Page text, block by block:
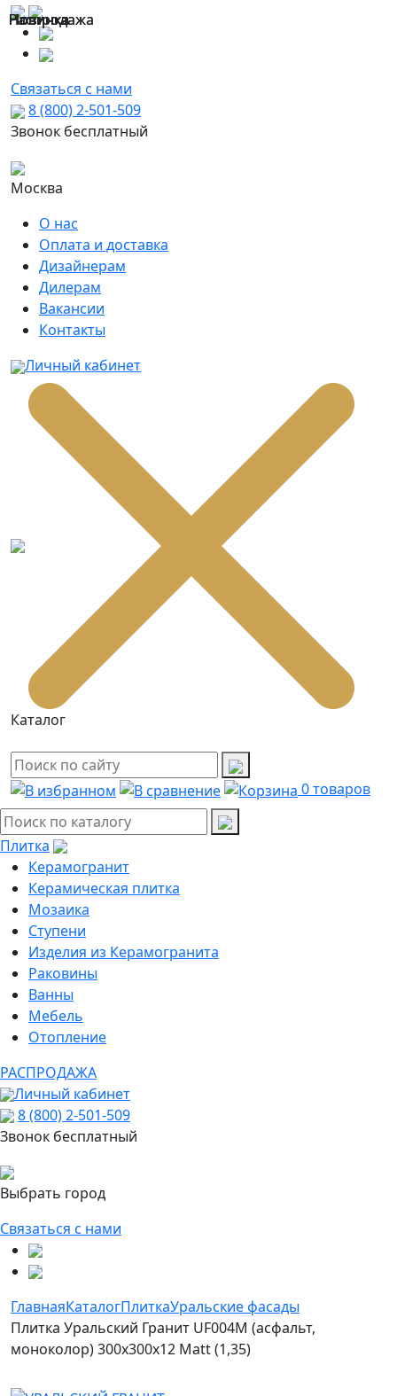
Связаться с нами
8 (800) 2-501-509
Звонок бесплатный
Москва
О нас
Оплата и доставка
Дизайнерам
Дилерам
Вакансии
Контакты
Личный кабинет
Каталог
0товаров
Плитка
Керамогранит
Керамическая плитка
Мозаика
Ступени
Изделия из Керамогранита
Раковины
Ванны
Мебель
Отопление
РАСПРОДАЖА
Личный кабинет
8 (800) 2-501-509
Звонок бесплатный
Выбрать город
Связаться с нами
ГлавнаяКаталогПлиткаУральские фасады
Плитка Уральский Гранит UF004M (асфальт,
моноколор) 300х300х12 Matt (1,35)
Распродажа
Распродажа
Новинка
Новинка
Новинка
Новинка
Новинка
Новинка
Новинка
Новинка
Новинка